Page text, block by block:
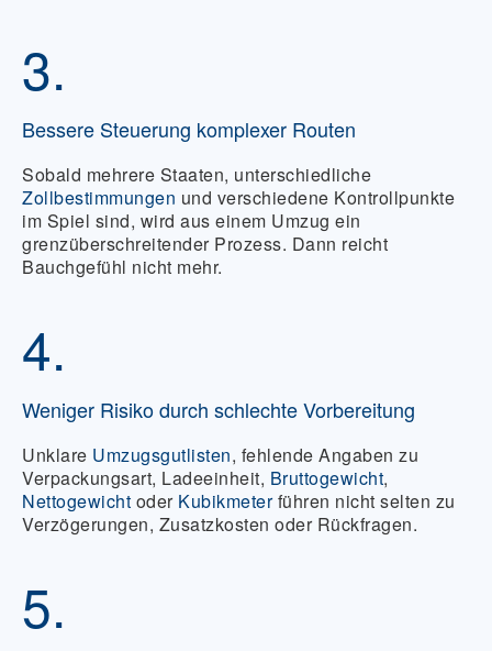
3.
Bessere Steuerung komplexer Routen
Sobald mehrere Staaten, unterschiedliche
Zollbestimmungen und verschiedene Kontrollpunkte
im Spiel sind, wird aus einem Umzug ein
grenzüberschreitender Prozess. Dann reicht
Bauchgefühl nicht mehr.
4.
Weniger Risiko durch schlechte Vorbereitung
Unklare Umzugsgutlisten, fehlende Angaben zu
Verpackungsart, Ladeeinheit, Bruttogewicht,
Nettogewicht oder Kubikmeterführen nicht selten zu
Verzögerungen, Zusatzkosten oder Rückfragen.
5.